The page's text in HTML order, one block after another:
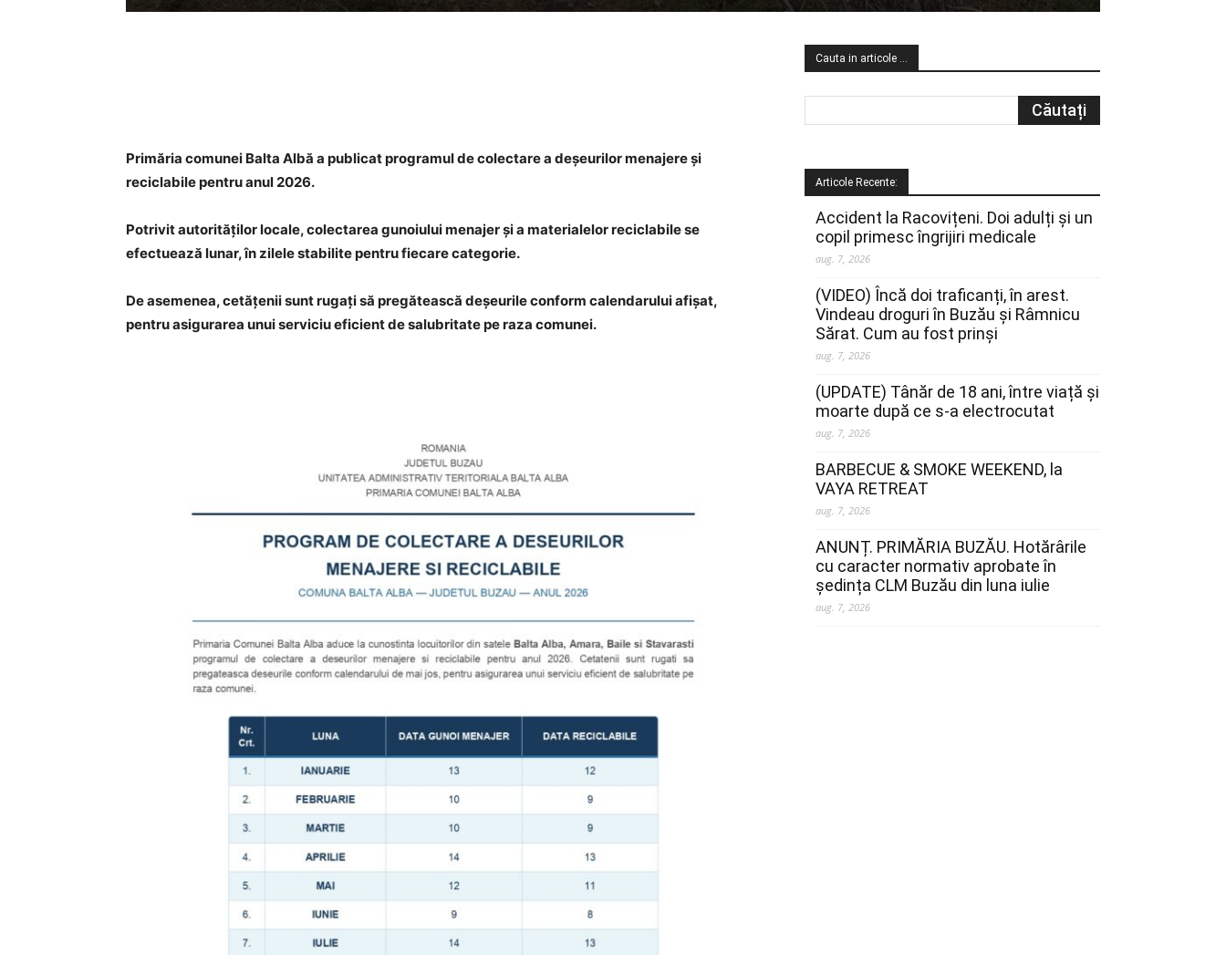
Primăria comunei Balta Albă a publicat programul de colectare a deșeurilor menajere și
reciclabile pentru anul 2026.
Potrivit autorităților locale, colectarea gunoiului menajer și a materialelor reciclabile se
efectuează lunar, în zilele stabilite pentru fiecare categorie.
De asemenea, cetățenii sunt rugați să pregătească deșeurile conform calendarului afișat,
pentru asigurarea unui serviciu eficient de salubritate pe raza comunei.
Cauta in articole …
Articole Recente:
Accident la Racovițeni. Doi adulți și un
copil primesc îngrijiri medicale
aug. 7, 2026
(VIDEO) Încă doi traficanți, în arest.
Vindeau droguri în Buzău și Râmnicu
Sărat. Cum au fost prinși
aug. 7, 2026
(UPDATE) Tânăr de 18 ani, între viață și
moarte după ce s-a electrocutat
aug. 7, 2026
BARBECUE & SMOKE WEEKEND, la
VAYA RETREAT
aug. 7, 2026
ANUNȚ. PRIMĂRIA BUZĂU. Hotărârile
cu caracter normativ aprobate în
ședința CLM Buzău din luna iulie
aug. 7, 2026